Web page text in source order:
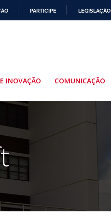
PARTICIPE LEGISLAÇÃO
INOVAÇÃO COMUNICAÇÃO